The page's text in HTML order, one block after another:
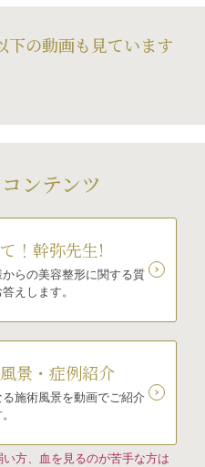
下の動画も見ています
ンテンツ
！幹弥先生!
からの美容整形に関する質
えします。
景・症例紹介
施術風景を動画でご紹介
方、血を見るのが苦手な方は